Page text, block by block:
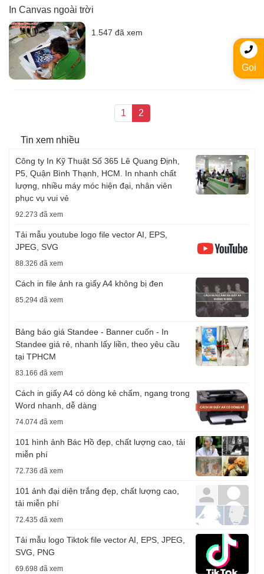
In Canvas ngoài trời
1.547 đã xem
1 2
Tin xem nhiều
Công ty In Kỹ Thuật Số 365 Lê Quang Định,
P5, Quận Bình Thạnh, HCM. In nhanh chất
lượng, nhiều máy móc hiện đại, nhân viên
phục vụ vui vẻ
92.273 đã xem
Tải mẫu youtube logo file vector AI, EPS,
JPEG, SVG
88.326 đã xem
Cách in file ảnh ra giấy A4 không bị đen
85.294 đã xem
Bảng báo giá Standee - Banner cuốn - In
Standee giá rẻ, nhanh lấy liền, theo yêu cầu
tại TPHCM
83.166 đã xem
Cách in giấy A4 có dòng kẻ chấm, ngang trong
Word nhanh, dễ dàng
74.074 đã xem
101 hình ảnh Bác Hồ đẹp, chất lượng cao, tải
miễn phí
72.736 đã xem
101 ảnh đại diện trắng đẹp, chất lượng cao,
tải miễn phí
72.435 đã xem
Tải mẫu logo Tiktok file vector AI, EPS, JPEG,
SVG, PNG
69.698 đã xem
Gọi